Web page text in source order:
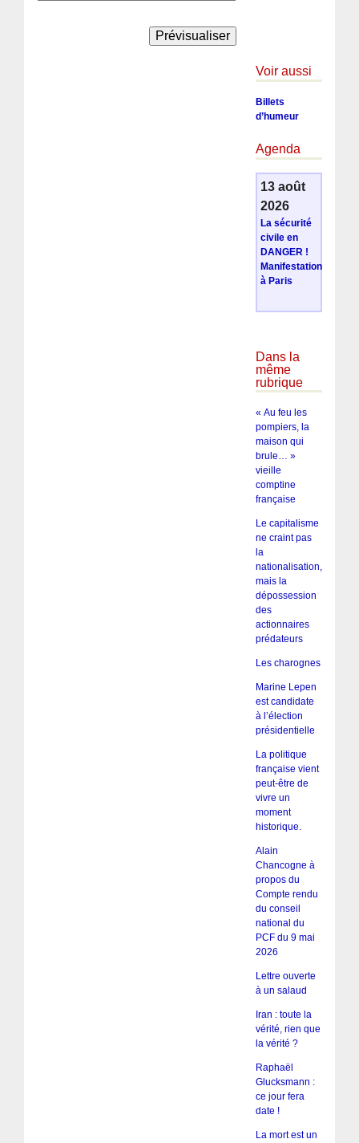
Voir aussi
Billets
d’humeur
Agenda
13 août
2026
La sécurité
civile en
DANGER !
Manifestation
à Paris
Dans la
même
rubrique
« Au feu les
pompiers, la
maison qui
brule… »
vieille
comptine
française
Le capitalisme
ne craint pas
la
nationalisation,
mais la
dépossession
des
actionnaires
prédateurs
Les charognes
Marine Lepen
est candidate
à l’élection
présidentielle
La politique
française vient
peut-être de
vivre un
moment
historique.
Alain
Chancogne à
propos du
Compte rendu
du conseil
national du
PCF du 9 mai
2026
Lettre ouverte
à un salaud
Iran : toute la
vérité, rien que
la vérité ?
Raphaël
Glucksmann :
ce jour fera
date !
La mort est un